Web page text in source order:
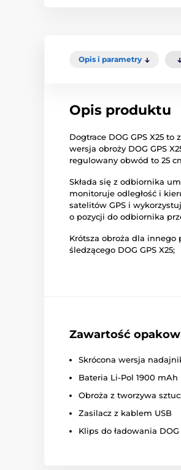
Opis i parametry
Opis produktu
Dogtrace DOG GPS X25
wersja obroży DOG GPS
regulowany obwód to 25
Składa się z odbiornika
monitoruje odległość i
satelitów GPS i
o pozycji do odbiornika
Krótsza obroża dla innego
śledzącego DOG GPS X25;
Zawartość
Skrócona wersja
Bateria Li-Pol 1900 mAh
Obroża z tworzywa
Zasilacz z kablem USB
Klips do ładowania DOG